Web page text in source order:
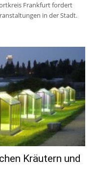
Frankfurt fordert
in der Stadt.
Kräutern und